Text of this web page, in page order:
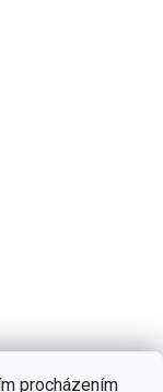
procházením